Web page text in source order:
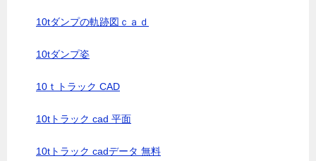
10tダンプの軌跡図ｃａｄ
10tダンプ姿
10ｔトラック CAD
10tトラック cad 平面
10tトラック cadデータ 無料